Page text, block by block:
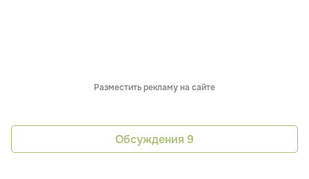
Разместить рекламу на сайте
Обсуждения 9